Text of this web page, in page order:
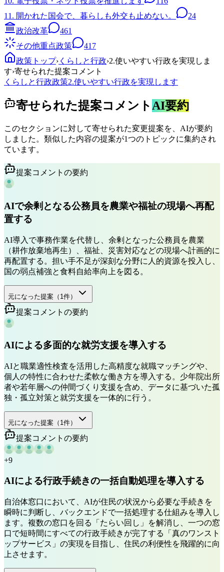
11. 開かれた国会で、暮らしも外交も止めない。
24
政治改革
461
その他重点政策
417
政策トップ› くらしと行政›2.使いやすい行政を実現しま
す›寄せられた提案コメント
くらしと行政政策2.使いやすい行政を実現します
寄せられた提案コメントAI要約
このセクションに対して寄せられた変更提案を、AIが要約
しました。類似した内容の提案が1つのトピックに集約され
ています。
提案コメントの要約
AIで余剰となる公務員を農業や福祉の現場へ再配
置する
AI導入で事務作業を代替し、余剰となった公務員を農業
（耕作放棄地再生）、福祉、災害対応などの現場へ計画的に
再配置する。担い手不足が深刻な分野に人的資源を投入し、
国の弱点補強と食料自給率向上を図る。
元になった提案（ 1件）
提案コメントの要約
AIによる多面的な就労支援を導入する
AIと職業適性検査を活用した高精度な就職マッチングや、
個人の特性に合わせた柔軟な働き方を導入する。少年院出所
者や若年層への仲間づくり支援を含め、データに基づいた孤
独・孤立対策と就労支援を一体的に行う。
元になった提案（ 1件）
提案コメントの要約
+9
AIによる行政手続きの一括自動処理を導入する
自治体窓口において、AIが住民の状況から必要な手続きを
瞬時に判断し、バックエンドで一括処理する仕組みを導入し
ます。複数の窓口を回る「たらい回し」を解消し、一つの窓
口で短時間にすべての行政手続きが完了する「真のワンスト
ップサービス」の実現を目指し、住民の利便性を飛躍的に向
上させます。